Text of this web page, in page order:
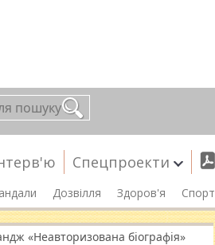
Спецпроекти
Дозвілля Здоров'я Спорт
«Неавторизована біографія»